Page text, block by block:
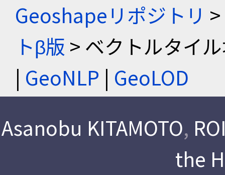
Geoshapeリポジトリ >
トβ版 > ベクトルタイ
| GeoNLP | GeoLOD
Asanobu KITAMOTO,
the